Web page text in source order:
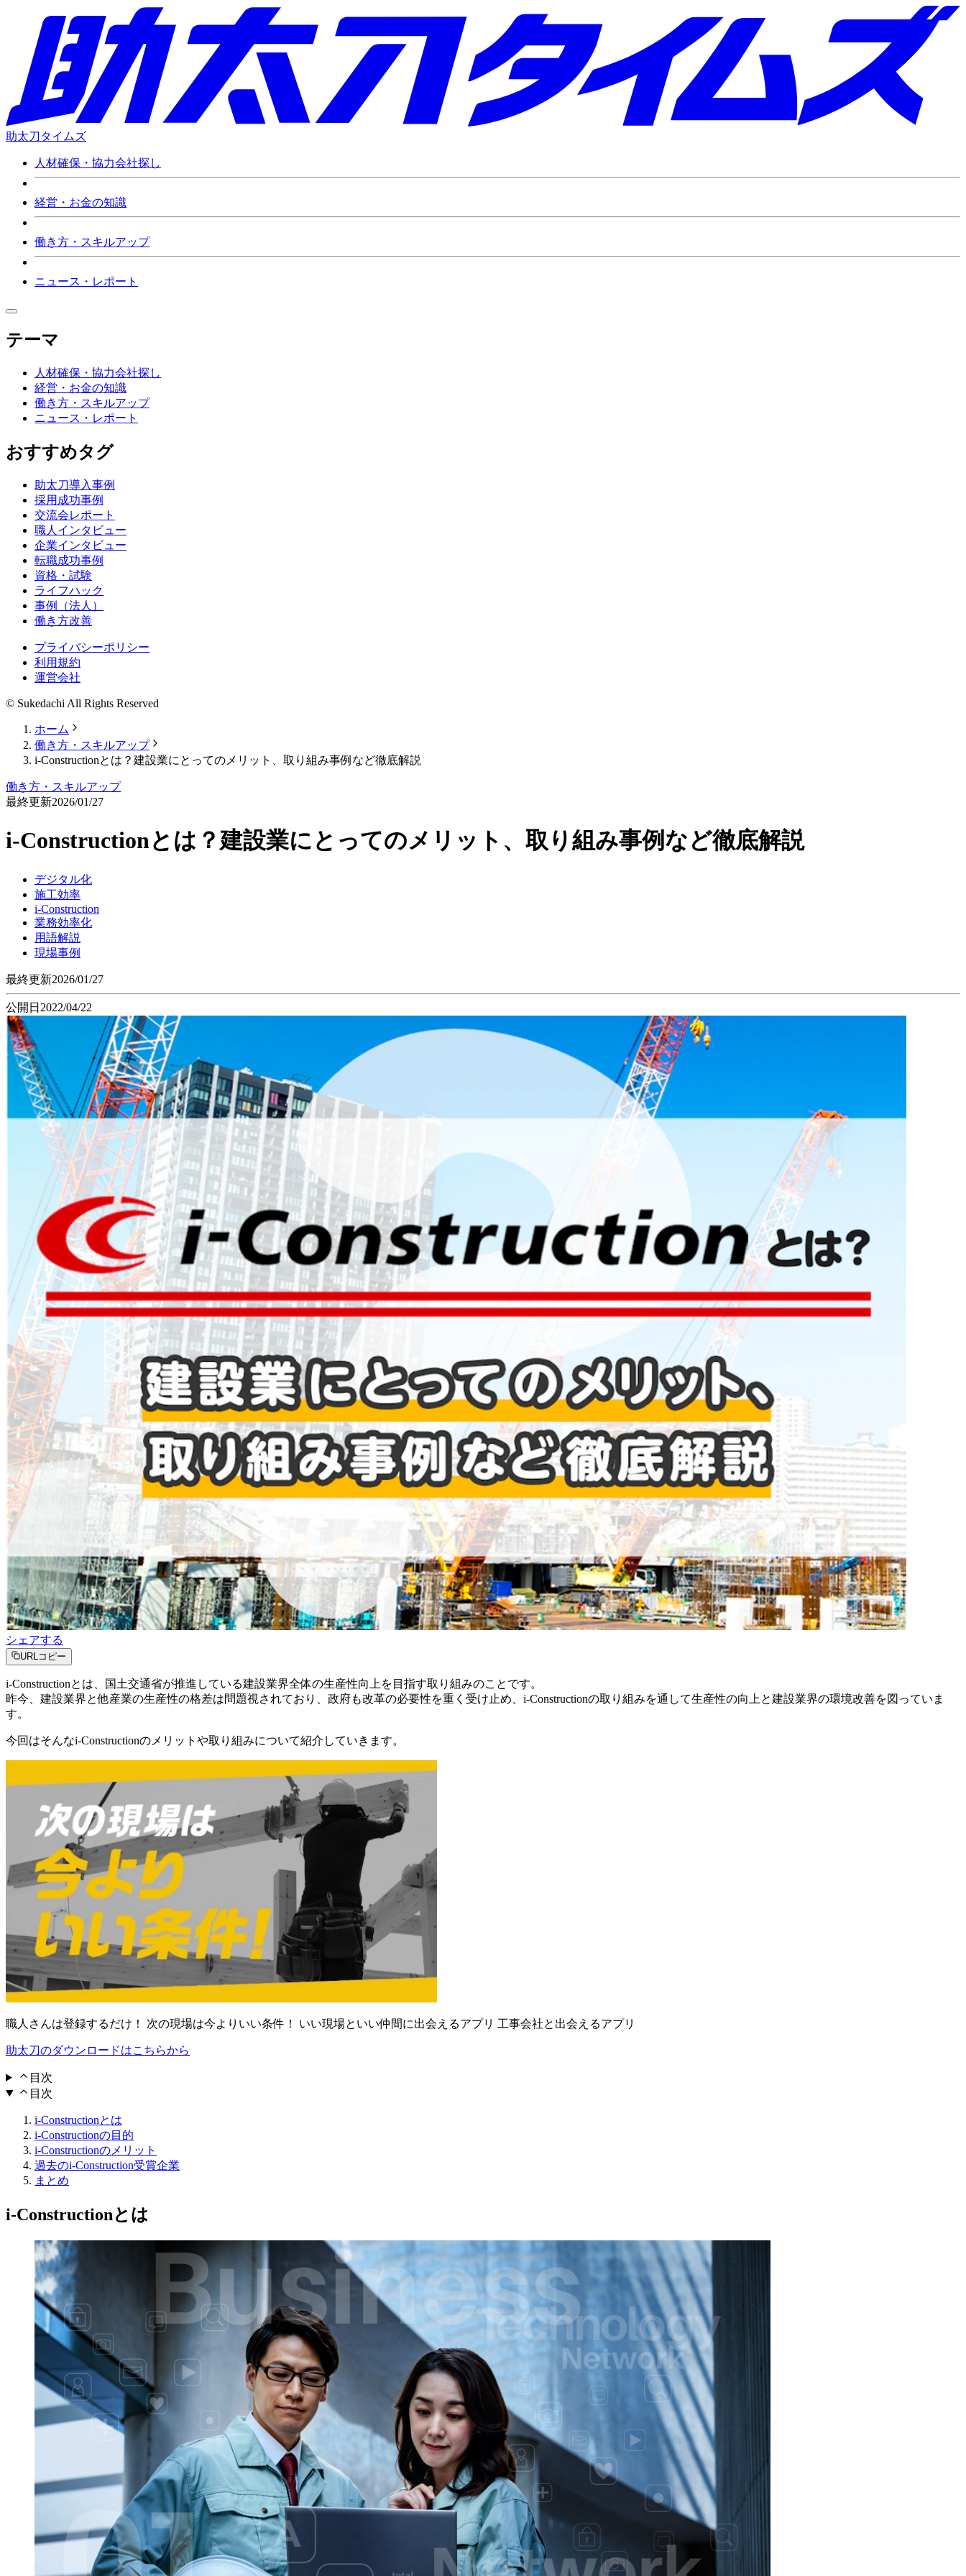
助太刀タイムズ
人材確保・協力会社探し
経営・お金の知識
働き方・スキルアップ
ニュース・レポート
テーマ
人材確保・協力会社探し
経営・お金の知識
働き方・スキルアップ
ニュース・レポート
おすすめタグ
助太刀導入事例
採用成功事例
交流会レポート
職人インタビュー
企業インタビュー
転職成功事例
資格・試験
ライフハック
事例（法人）
働き方改善
プライバシーポリシー
利用規約
運営会社
© Sukedachi All Rights Reserved
ホーム
働き方・スキルアップ
i-Constructionとは？建設業にとってのメリット、取り組み事例など徹底解説
働き方・スキルアップ
最終更新2026/01/27
i-Constructionとは？建設業にとってのメリット、取り組み事例など徹底解説
デジタル化
施工効率
i-Construction
業務効率化
用語解説
現場事例
最終更新2026/01/27
公開日 2022/04/22
シェアする
URLコピー
i-Constructionとは、国土交通省が推進している建設業界全体の生産性向上を目指す取り組みのことです。
昨今、建設業界と他産業の生産性の格差は問題視されており、政府も改革の必要性を重く受け止め、i-Constructionの取り組みを通して生産性の向上と建設業界の環境改善を図っていま
す。
今回はそんなi-Constructionのメリットや取り組みについて紹介していきます。
職人さんは登録するだけ！ 次の現場は今よりいい条件！ いい現場といい仲間に出会えるアプリ 工事会社と出会えるアプリ
助太刀のダウンロードはこちらから
目次
目次
i-Constructionとは
i-Constructionの目的
i-Constructionのメリット
過去のi-Construction受賞企業
まとめ
i-Constructionとは